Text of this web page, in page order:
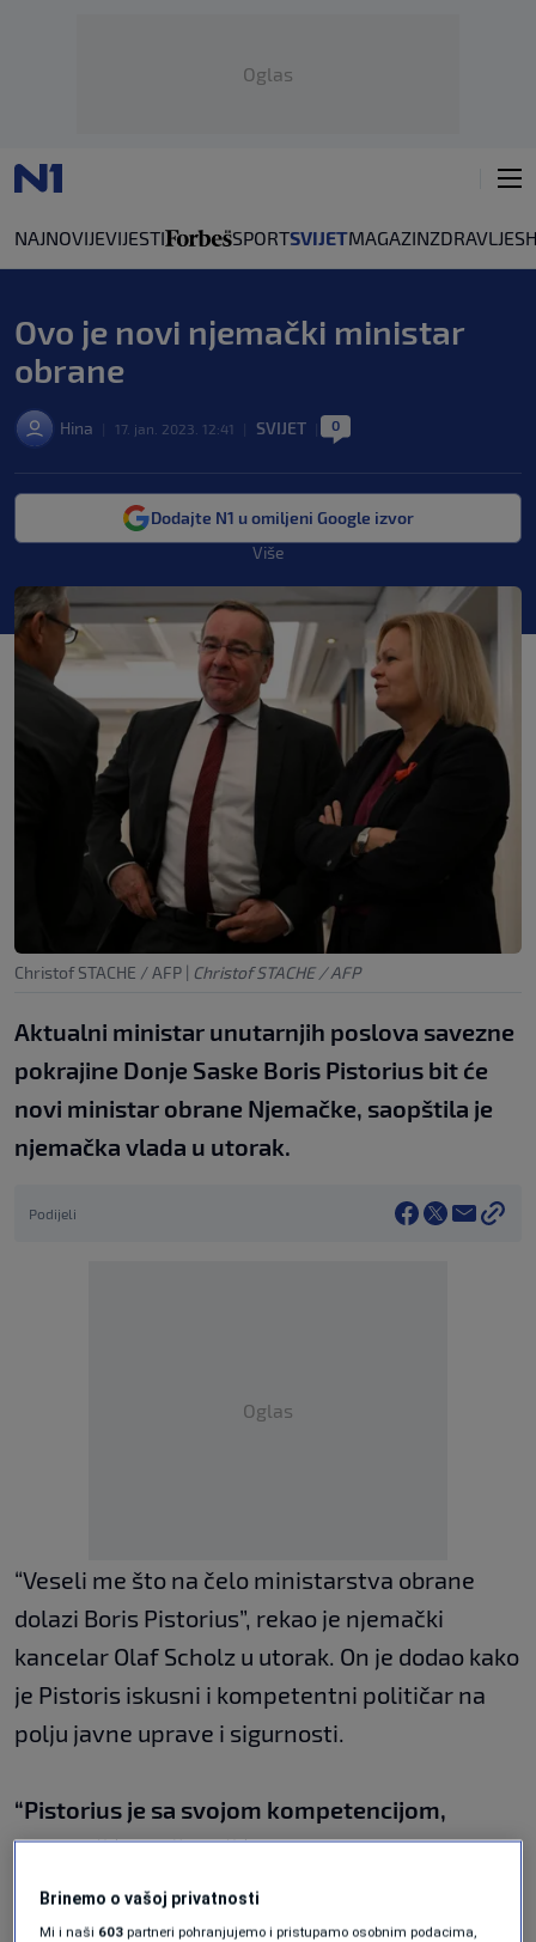
Oglas
NAJNOVIJEVIJESTI SPORTSVIJETMAGAZINZDRAVLJE
Ovo je novi njemački ministar
obrane
Hina 17. jan. 2023. 12:41 SVIJET 0
Dodajte N1 u omiljeni Google izvor
Više
Christof STACHE / AFP | Christof STACHE / AFP
Aktualni ministar unutarnjih poslova savezne
pokrajine Donje Saske Boris Pistorius bit će
novi ministar obrane Njemačke, saopštila je
njemačka vlada u utorak.
Podijeli
Oglas
“Veseli me što na čelo ministarstva obrane
dolazi Boris Pistorius”, rekao je njemački
kancelar Olaf Scholz u utorak. On je dodao kako
je Pistoris iskusni i kompetentni političar na
polju javne uprave i sigurnosti.
“Pistorius je sa svojom kompetencijom,
upornošću i srčanošću prava osoba za
provođenje procesa reformi kroz koje
Bundeswehr trenutno prolazi”, rekao je
Brinemo o vašoj privatnosti
Mi i naši 603 partneri pohranjujemo i pristupamo osobnim podacima,